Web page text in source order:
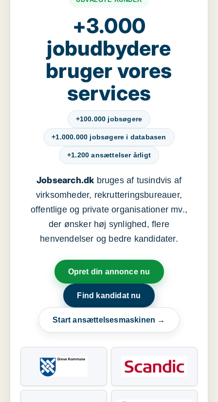
+3.000
jobudbydere
bruger vores
services
+100.000 jobsøgere
+1.000.000 jobsøgere i databasen
+1.200 ansættelser årligt
Jobsearch.dkbruges af tusindvis af
virksomheder, rekrutteringsbureauer,
offentlige og private organisationer mv.,
der ønsker høj synlighed, flere
henvendelser og bedre kandidater.
Opret din annonce nu
Find kandidat nu
Start ansættelsesmaskinen →